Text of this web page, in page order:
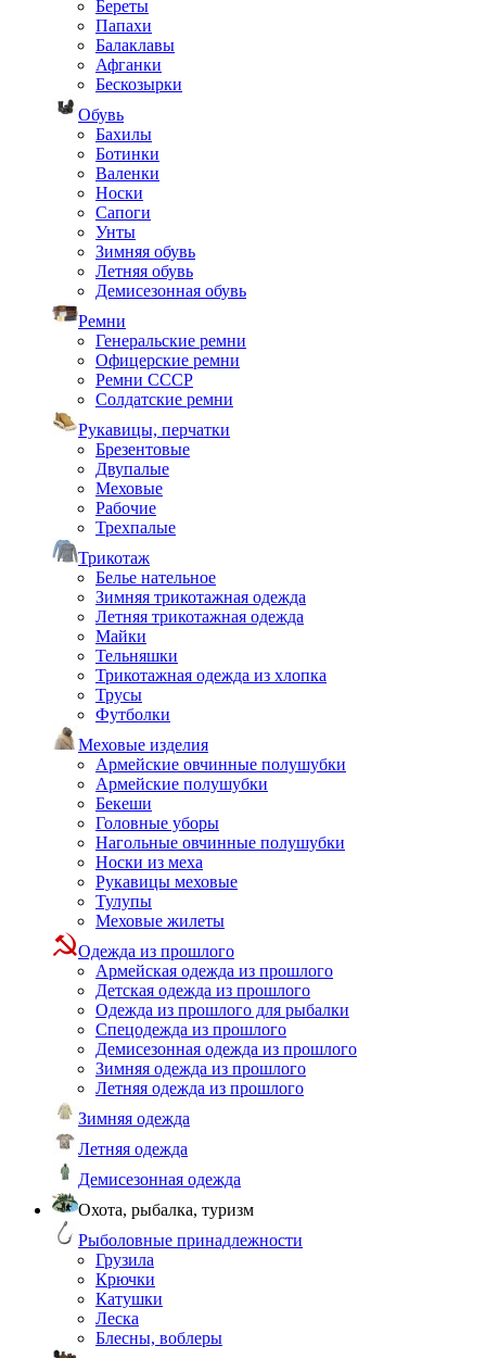
Береты
Папахи
Балаклавы
Афганки
Бескозырки
Обувь
Бахилы
Ботинки
Валенки
Носки
Сапоги
Унты
Зимняя обувь
Летняя обувь
Демисезонная обувь
Ремни
Генеральские ремни
Офицерские ремни
Ремни СССР
Солдатские ремни
Рукавицы, перчатки
Брезентовые
Двупалые
Меховые
Рабочие
Трехпалые
Трикотаж
Белье нательное
Зимняя трикотажная одежда
Летняя трикотажная одежда
Майки
Тельняшки
Трикотажная одежда из хлопка
Трусы
Футболки
Меховые изделия
Армейские овчинные полушубки
Армейские полушубки
Бекеши
Головные уборы
Нагольные овчинные полушубки
Носки из меха
Рукавицы меховые
Тулупы
Меховые жилеты
Одежда из прошлого
Армейская одежда из прошлого
Детская одежда из прошлого
Одежда из прошлого для рыбалки
Спецодежда из прошлого
Демисезонная одежда из прошлого
Зимняя одежда из прошлого
Летняя одежда из прошлого
Зимняя одежда
Летняя одежда
Демисезонная одежда
Охота, рыбалка, туризм
Рыболовные принадлежности
Грузила
Крючки
Катушки
Леска
Блесны, воблеры